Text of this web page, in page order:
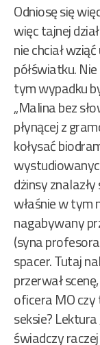
Odniosę się
więc tajnej
nie chciał
półświatku.
tym wypadku
„Malina bez
płynącej z
kołysać
dżinsy
właśnie w tym
nagabywany
(syna
spacer. Tutaj
przerwał
oficera MO czy
seksie?
świadczy